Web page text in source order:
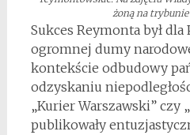
żoną na
Sukces Reymonta był dla
ogromnej dumy
kontekście odbudowy
odzyskaniu
„Kurier Warszawski” czy
publikowały